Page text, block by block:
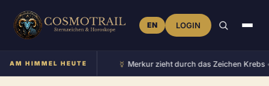
EN LOGIN
AM HIMMEL HEUTE
Zeichen Zwillinge• Merkur zieht durch das Zeichen Krebs•